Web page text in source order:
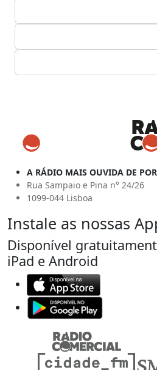
A RÁDIO MAIS OUVIDA DE
Rua Sampaio e Pina n° 24/26
1099-044 Lisboa
Instale as nossas
Disponível
iPad e Android